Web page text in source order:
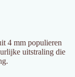
4 mm populieren
uitstraling die